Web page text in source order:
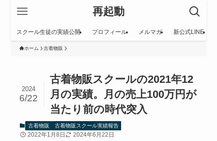
再起動
スクール生徒の実績公開 プロフィール メルマガ 新公式LINE
ホーム 古着物販
古着物販スクールの2021年12
月の実績。月の売上100万円が
当たり前の時代突入
2024
6/22
古着物販 古着物販スクール実績報告
2022年1月8日 2024年6月22日